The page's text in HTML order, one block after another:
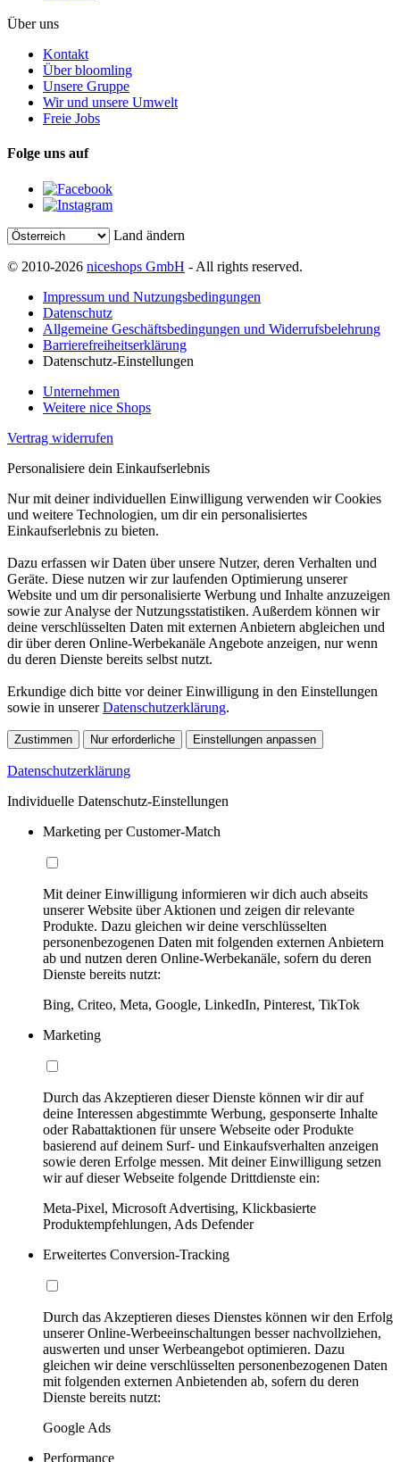
Über uns
Kontakt
Über bloomling
Unsere Gruppe
Wir und unsere Umwelt
Freie Jobs
Folge uns auf
Land ändern
© 2010-2026 niceshops GmbH - All rights reserved.
Impressum und Nutzungsbedingungen
Datenschutz
Allgemeine Geschäftsbedingungen und Widerrufsbelehrung
Barrierefreiheitserklärung
Datenschutz-Einstellungen
Unternehmen
Weitere nice Shops
Vertrag widerrufen
Personalisiere dein Einkaufserlebnis
Nur mit deiner individuellen Einwilligung verwenden wir Cookies
und weitere Technologien, um dir ein personalisiertes
Einkaufserlebnis zu bieten.
Dazu erfassen wir Daten über unsere Nutzer, deren Verhalten und
Geräte. Diese nutzen wir zur laufenden Optimierung unserer
Website und um dir personalisierte Werbung und Inhalte anzuzeigen
sowie zur Analyse der Nutzungsstatistiken. Außerdem können wir
deine verschlüsselten Daten mit externen Anbietern abgleichen und
dir über deren Online-Werbekanäle Angebote anzeigen, nur wenn
du deren Dienste bereits selbst nutzt.
Erkundige dich bitte vor deiner Einwilligung in den Einstellungen
sowie in unsererDatenschutzerklärung.
Zustimmen Nur erforderliche Einstellungen anpassen
Datenschutzerklärung
Individuelle Datenschutz-Einstellungen
Marketing per Customer-Match
Mit deiner Einwilligung informieren wir dich auch abseits
unserer Website über Aktionen und zeigen dir relevante
Produkte. Dazu gleichen wir deine verschlüsselten
personenbezogenen Daten mit folgenden externen Anbietern
ab und nutzen deren Online-Werbekanäle, sofern du deren
Dienste bereits nutzt:
Bing, Criteo, Meta, Google, LinkedIn, Pinterest, TikTok
Marketing
Durch das Akzeptieren dieser Dienste können wir dir auf
deine Interessen abgestimmte Werbung, gesponserte Inhalte
oder Rabattaktionen für unsere Webseite oder Produkte
basierend auf deinem Surf- und Einkaufsverhalten anzeigen
sowie deren Erfolge messen. Mit deiner Einwilligung setzen
wir auf dieser Webseite folgende Drittdienste ein:
Meta-Pixel, Microsoft Advertising, Klickbasierte
Produktempfehlungen, Ads Defender
Erweitertes Conversion-Tracking
Durch das Akzeptieren dieses Dienstes können wir den Erfolg
unserer Online-Werbeeinschaltungen besser nachvollziehen,
auswerten und unser Werbeangebot optimieren. Dazu
gleichen wir deine verschlüsselten personenbezogenen Daten
mit folgenden externen Anbietenden ab, sofern du deren
Dienste bereits nutzt:
Google Ads
Performance